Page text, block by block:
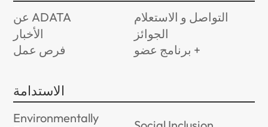
عن ADATA
التواصل و الاستعلام
الأخبار
الجوائز
فرص عمل
برنامج عضو +
الاستدامة
Environmentally